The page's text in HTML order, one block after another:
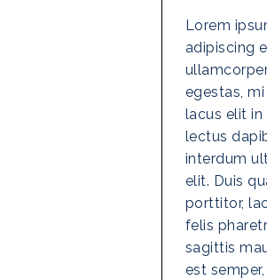
Lorem
adipiscing
egestas,
lacus elit in
lectus
interdum
elit. Duis
porttitor,
felis
sagittis
est